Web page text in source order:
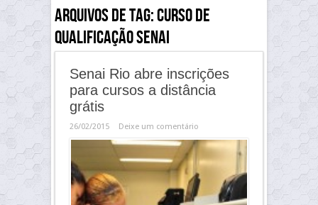
Arquivos de Tag:curso de
qualificação Senai
Senai Rio abre inscrições
para cursos a distância
grátis
26/02/2015 Deixe um comentário